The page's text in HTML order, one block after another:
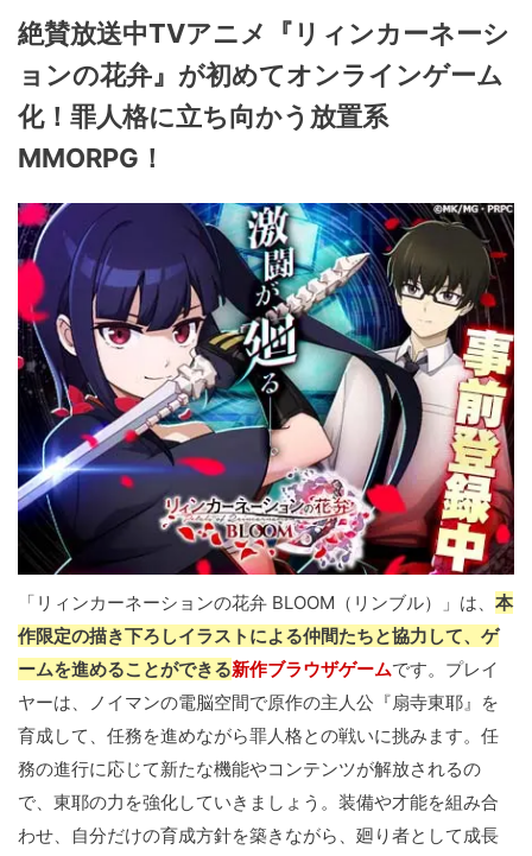
絶賛放送中TVアニメ『リィンカーネーシ
ョンの花弁』が初めてオンラインゲーム
化！罪人格に立ち向かう放置系
MMORPG！
「リィンカーネーションの花弁 BLOOM（リンブル）」は、 本
作限定の描き下ろしイラストによる仲間たちと協力して、ゲ
ームを進めることができる新作ブラウザゲームです。プレイ
ヤーは、ノイマンの電脳空間で原作の主人公『扇寺東耶』を
育成して、任務を進めながら罪人格との戦いに挑みます。任
務の進行に応じて新たな機能やコンテンツが解放されるの
で、東耶の力を強化していきましょう。装備や才能を組み合
わせ、自分だけの育成方針を築きながら、廻り者として成長